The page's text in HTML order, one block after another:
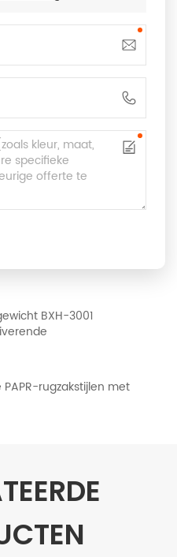
BXH-3001
rugzakstijlen met